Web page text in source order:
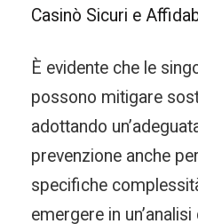
Casinò Sicuri e
È evidente che le
possono mitigare
adottando
prevenzione anche
specifiche
emergere in